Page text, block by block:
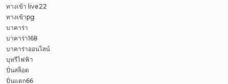
ทางเข้า live22
ทางเข้าpg
บาคาร่า
บาคาร่า168
บาคาร่าออนไลน์
บุหรีไฟฟ้า
ปั่นสล็อต
ปั่นแตก66